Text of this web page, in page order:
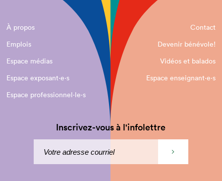
À propos
Contact
Emplois
Devenir bénévole!
Espace médias
Vidéos et balados
Espace exposant·e⋅s
Espace enseignant·e⋅s
Espace professionnel·le⋅s
Inscrivez-vous à l'infolettre